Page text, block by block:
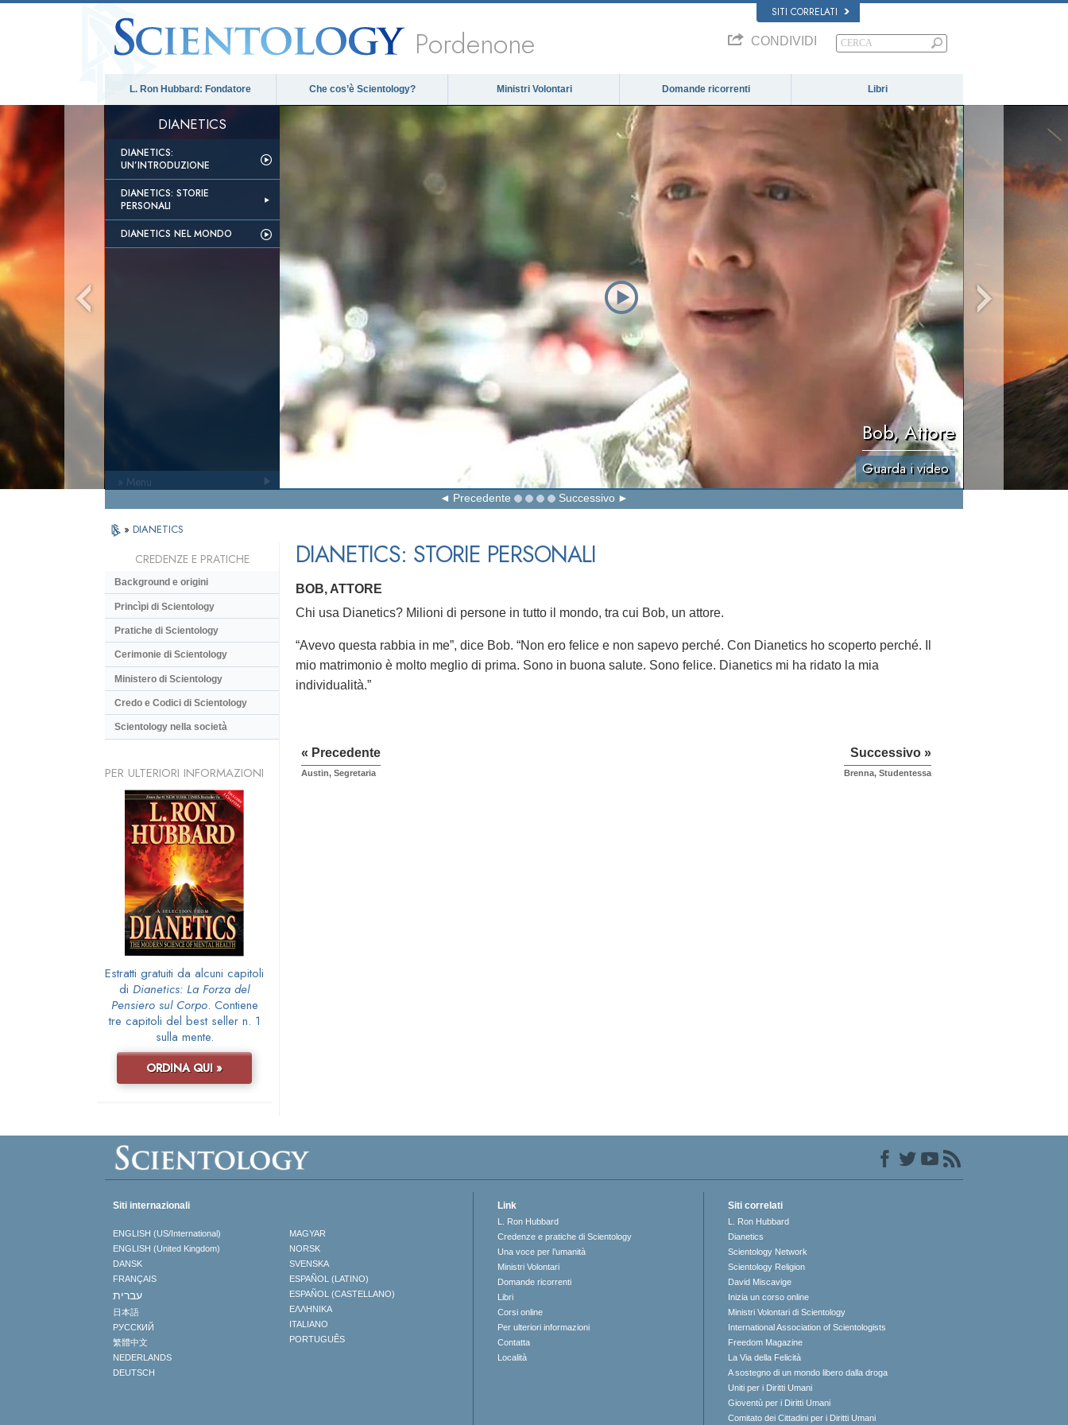
SITI CORRELATI
Pordenone CONDIVIDI
L. Ron Hubbard: Fondatore Che cos’è Scientology? Ministri Volontari Domande ricorrenti Libri
DIANETICS
DIANETICS:
UN’INTRODUZIONE
DIANETICS: STORIE
PERSONALI
DIANETICS NEL MONDO
Bob, Attore
Guarda i video
Precedente Successivo
» Menu
» DIANETICS
DIANETICS: STORIE PERSONALI
BOB, ATTORE
Chi usa Dianetics? Milioni di persone in tutto il mondo, tra cui Bob, un attore.
“Avevo questa rabbia in me”, dice Bob. “Non ero felice e non sapevo perché. Con Dianetics ho scoperto perché. Il
mio matrimonio è molto meglio di prima. Sono in buona salute. Sono felice. Dianetics mi ha ridato la mia
individualità.”
« Precedente
Austin, Segretaria
Successivo »
Brenna, Studentessa
CREDENZE E PRATICHE
Background e origini
Princìpi di Scientology
Pratiche di Scientology
Cerimonie di Scientology
Ministero di Scientology
Credo e Codici di Scientology
Scientology nella società
PER ULTERIORI INFORMAZIONI
Estratti gratuiti da alcuni capitoli
di Dianetics: La Forza del
Pensiero sul Corpo. Contiene
tre capitoli del best seller n. 1
sulla mente.
ORDINA QUI »
Siti internazionali
ENGLISH (US/International)
ENGLISH (United Kingdom)
DANSK
FRANÇAIS
עברית
日本語
РУССКИЙ
繁體中文
NEDERLANDS
DEUTSCH
MAGYAR
NORSK
SVENSKA
ESPAÑOL (LATINO)
ESPAÑOL (CASTELLANO)
ΕΛΛΗΝΙΚA
ITALIANO
PORTUGUÊS
Link
L. Ron Hubbard
Credenze e pratiche di Scientology
Una voce per l’umanità
Ministri Volontari
Domande ricorrenti
Libri
Corsi online
Per ulteriori informazioni
Contatta
Località
Siti correlati
L. Ron Hubbard
Dianetics
Scientology Network
Scientology Religion
David Miscavige
Inizia un corso online
Ministri Volontari di Scientology
International Association of Scientologists
Freedom Magazine
La Via della Felicità
A sostegno di un mondo libero dalla droga
Uniti per i Diritti Umani
Gioventù per i Diritti Umani
Comitato dei Cittadini per i Diritti Umani